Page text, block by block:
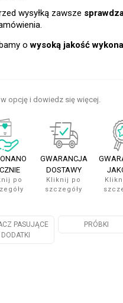
wysyłką zawsze
owysoką jakość
opcję i dowiedz się więcej.
po
GWARANCJA
DOSTAWY
Kliknij po
szczegóły
PASUJĄCE
DODATKI
PRÓBKI